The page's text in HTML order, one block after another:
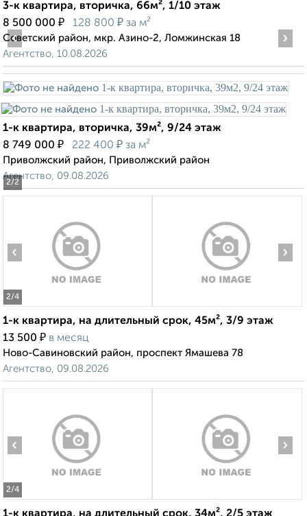
3-к квартира, вторичка, 66м², 1/10 этаж
8 500 000 ₽ 128 800 ₽ за м²
Советский район, мкр. Азино-2, Ломжинская 18
Агентство, 10.08.2026
2/2
‹ ›
1-к квартира, вторичка, 39м², 9/24 этаж
8 749 000 ₽ 222 400 ₽ за м²
Приволжский район, Приволжский район
Агентство, 09.08.2026
2/4
‹ ›
1-к квартира, на длительный срок, 45м², 3/9 этаж
13 500 ₽ в месяц
Ново-Савиновский район, проспект Ямашева 78
Агентство, 09.08.2026
2/4
‹ ›